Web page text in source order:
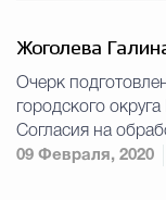
Жоголева
Очерк
городского
Согласия на
09 Февраля, 2020